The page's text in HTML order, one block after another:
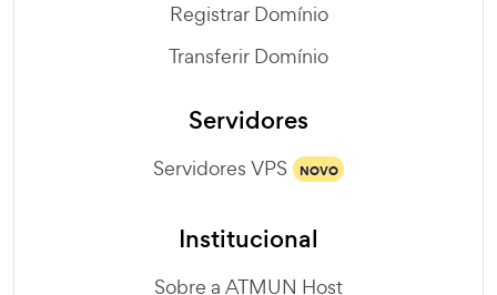
Registrar Domínio
Transferir Domínio
Servidores
Servidores VPS NOVO
Institucional
Sobre a ATMUN Host